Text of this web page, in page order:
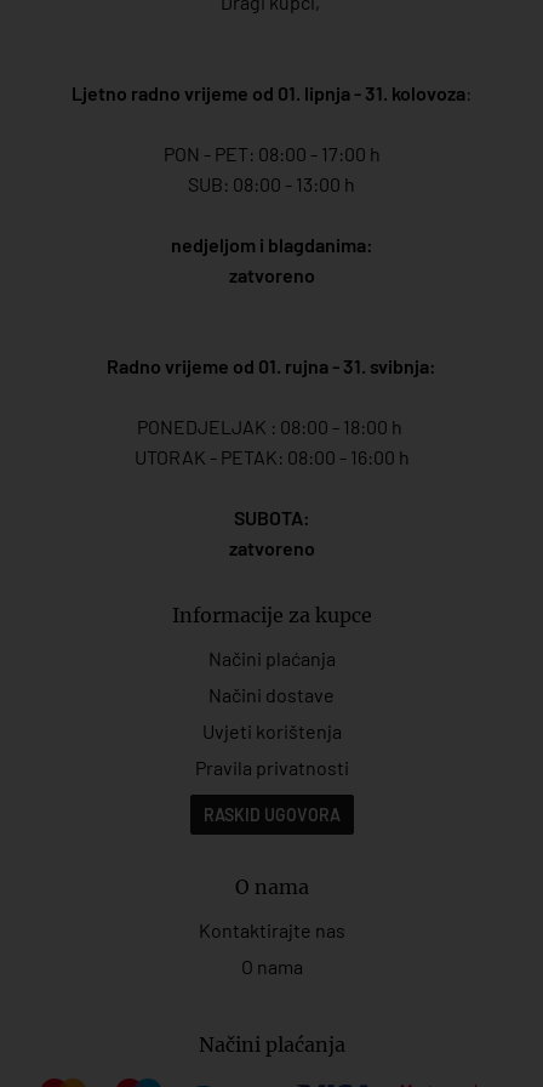
Ljetno radno vrijeme od 01. lipnja - 31. kolovoza:
PON - PET: 08:00 - 17:00 h
SUB: 08:00 - 13:00 h
nedjeljom i blagdanima:
zatvoreno
Radno vrijeme od 01. rujna - 31. svibnja:
PONEDJELJAK : 08:00 - 18:00 h
UTORAK - PETAK: 08:00 - 16:00 h
SUBOTA:
zatvoreno
Informacije za kupce
Načini plaćanja
Načini dostave
Uvjeti korištenja
Pravila privatnosti
RASKID UGOVORA
O nama
Kontaktirajte nas
O nama
Načini plaćanja